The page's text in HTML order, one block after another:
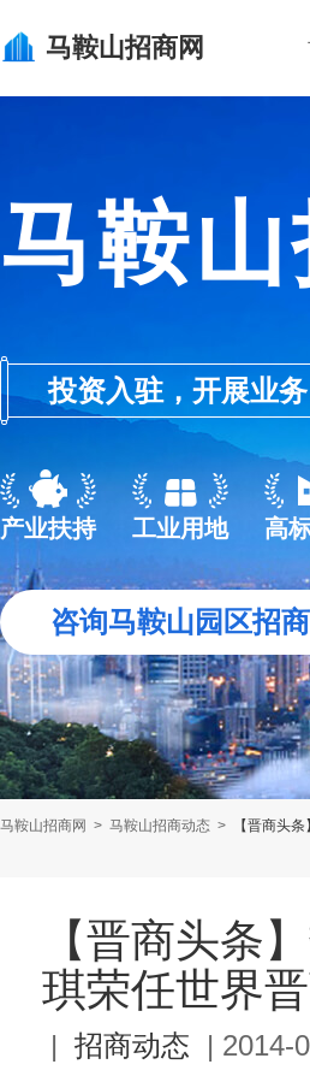
马鞍山招商网
马鞍
投资入驻，开展业
产业扶持 工业用地 高
咨询马鞍山园区招
马鞍山招商网 > 马鞍山招商动态 > 【晋商头
【晋商头条
琪荣任世界
| 招商动态 | 2014-